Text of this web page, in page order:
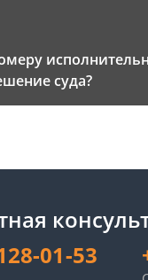
суда?
01-53